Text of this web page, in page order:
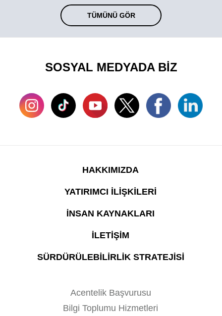
TÜMÜNÜ GÖR
SOSYAL MEDYADA BİZ
HAKKIMIZDA
YATIRIMCI İLİŞKİLERİ
İNSAN KAYNAKLARI
İLETİŞİM
SÜRDÜRÜLEBİLİRLİK STRATEJİSİ
Acentelik Başvurusu
Bilgi Toplumu Hizmetleri